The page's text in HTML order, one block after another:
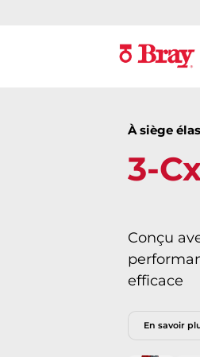
À siège
3-
Conçu
efficace
En savoir